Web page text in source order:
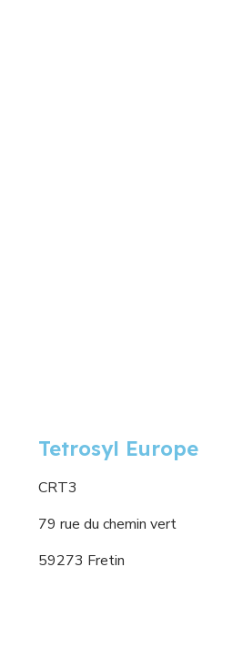
Tetrosyl Europe
CRT3
79 rue du chemin vert
59273 Fretin